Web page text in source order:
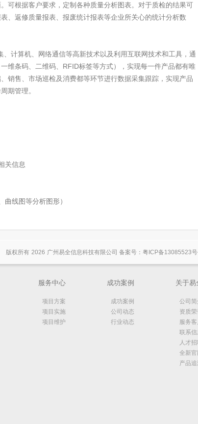
可根据客户要求，定制各种质量分析图表。对于质检的结果可
、返修质量报表、报废统计报表等企业所关心的统计分析数
计算机、网络通信等高新技术以及利用互联网技术和工具，通
维条码、二维码、RFID标签等方式），实现每一件产品都有唯
销售、市场巡检及消费都等环节进行数据采集跟踪，实现产品
期管理。
关信息
线图等分析图形）
版权所有 2026 广州易全信息科技有限公司 备案号： 粤ICP备13085523号
服务中心 成功案例 关于易
项目方案
项目实施
项目维护
成功案例
公司动态
行业动态
公司简
资质荣
服务客
联系信
人才
全新官
产品追